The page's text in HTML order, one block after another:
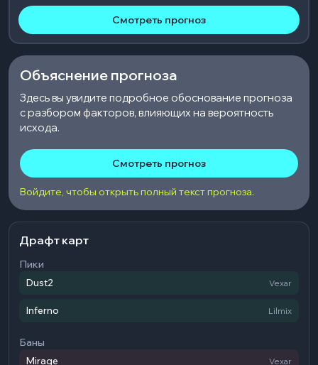
Смотреть прогноз
Объяснение прогноза
Здесь вы увидите подробное обоснование прогноза
с разбором факторов, влияющих на вероятность
исхода.
Смотреть прогноз
Войдите, чтобы открыть полный текст прогноза.
Драфт карт
Пики
Dust2 Vexar
Inferno Lilmix
Баны
Mirage Vexar